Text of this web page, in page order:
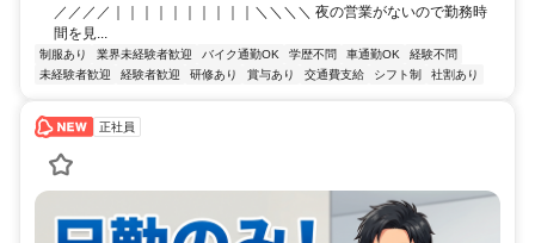
／／／／｜｜｜｜｜｜｜｜｜｜＼＼＼＼ 夜の営業がないので勤務時
間を見...
制服あり 業界未経験者歓迎 バイク通勤OK 学歴不問 車通勤OK
経験不問
未経験者歓迎
経験者歓迎 研修あり 賞与あり 交通費支給 シフト制 社割あり
正社員